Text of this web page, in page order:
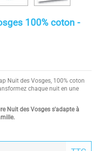
100% coton -
Nuit des Vosges, 100% coton
chaque nuit en une
Nuit des Vosges s'adapte à